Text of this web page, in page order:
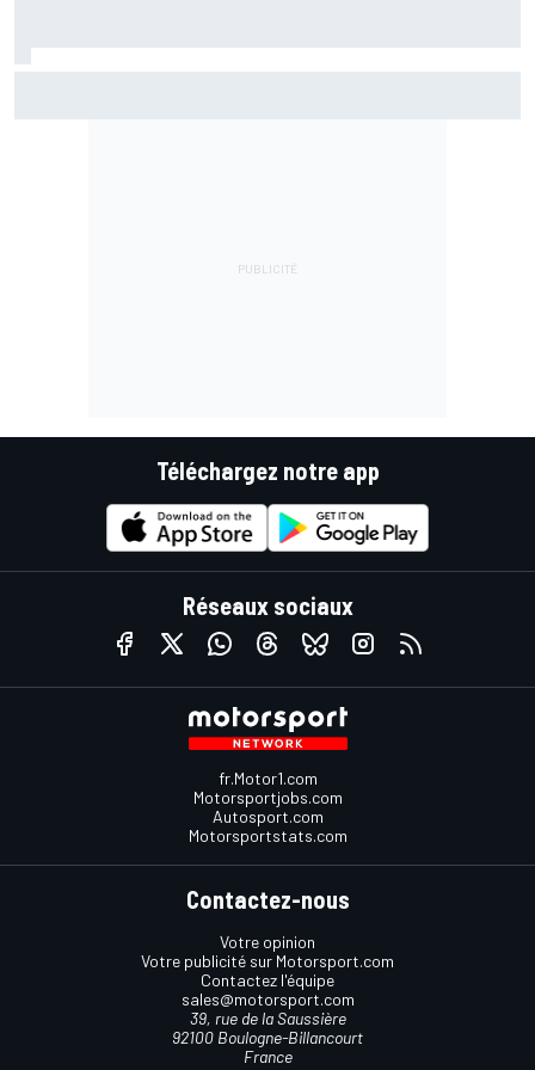
Téléchargez notre app
Réseaux sociaux
fr.Motor1.com
Motorsportjobs.com
Autosport.com
Motorsportstats.com
Contactez-nous
Votre opinion
Votre publicité sur Motorsport.com
Contactez l'équipe
sales@motorsport.com
39, rue de la Saussière
92100 Boulogne-Billancourt
France